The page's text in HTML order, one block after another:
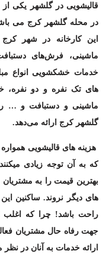
قالیشویی در گلشهر یکی از
در محله گلشهر کرج می
این کارخانه در شهر
ماشینی، فرش‌های
خدمات خشکشویی انواع
های تک نفره و دو نفره،
ماشینی و دستبافت و …
گلشهر کرج ارائه می‌دهد.
هزینه های قالیشویی
که به آن توجه زیادی
بهترین قیمت را به مشتریان
های دیگر نروند. ساکنین
راحت باشد! چرا که اغلب
جهت رفاه حال مشتریان
ارائه خدمات به آنان در